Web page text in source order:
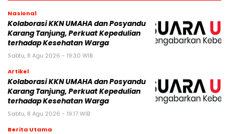
Nasional
Kolaborasi KKN UMAHA dan Posyandu
Karang Tanjung, Perkuat Kepedulian
terhadap Kesehatan Warga
Sabtu, 8 Agu 2026 - 19:30 WIB
Artikel
Kolaborasi KKN UMAHA dan Posyandu
Karang Tanjung, Perkuat Kepedulian
terhadap Kesehatan Warga
Sabtu, 8 Agu 2026 - 19:17 WIB
Berita Utama